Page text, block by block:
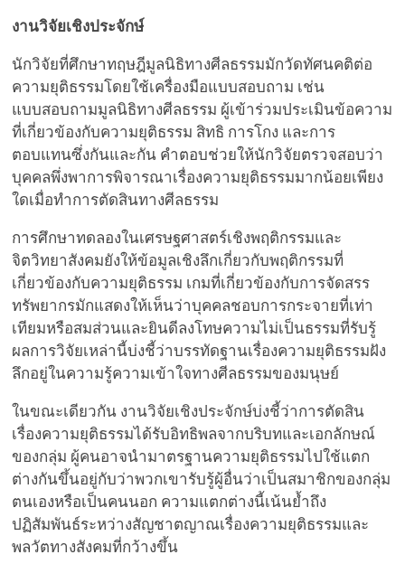
งานวิจัยเชิงประจักษ์
นักวิจัยที่ศึกษาทฤษฎีมูลนิธิทางศีลธรรมมักวัดทัศนคติต่อ
ความยุติธรรมโดยใช้เครื่องมือแบบสอบถาม เช่น
แบบสอบถามมูลนิธิทางศีลธรรม ผู้เข้าร่วมประเมินข้อความ
ที่เกี่ยวข้องกับความยุติธรรม สิทธิ การโกง และการ
ตอบแทนซึ่งกันและกัน คำตอบช่วยให้นักวิจัยตรวจสอบว่า
บุคคลพึ่งพาการพิจารณาเรื่องความยุติธรรมมากน้อยเพียง
ใดเมื่อทำการตัดสินทางศีลธรรม
การศึกษาทดลองในเศรษฐศาสตร์เชิงพฤติกรรมและ
จิตวิทยาสังคมยังให้ข้อมูลเชิงลึกเกี่ยวกับพฤติกรรมที่
เกี่ยวข้องกับความยุติธรรม เกมที่เกี่ยวข้องกับการจัดสรร
ทรัพยากรมักแสดงให้เห็นว่าบุคคลชอบการกระจายที่เท่า
เทียมหรือสมส่วนและยินดีลงโทษความไม่เป็นธรรมที่รับรู้
ผลการวิจัยเหล่านี้บ่งชี้ว่าบรรทัดฐานเรื่องความยุติธรรมฝัง
ลึกอยู่ในความรู้ความเข้าใจทางศีลธรรมของมนุษย์
ในขณะเดียวกัน งานวิจัยเชิงประจักษ์บ่งชี้ว่าการตัดสิน
เรื่องความยุติธรรมได้รับอิทธิพลจากบริบทและเอกลักษณ์
ของกลุ่ม ผู้คนอาจนำมาตรฐานความยุติธรรมไปใช้แตก
ต่างกันขึ้นอยู่กับว่าพวกเขารับรู้ผู้อื่นว่าเป็นสมาชิกของกลุ่ม
ตนเองหรือเป็นคนนอก ความแตกต่างนี้เน้นย้ำถึง
ปฏิสัมพันธ์ระหว่างสัญชาตญาณเรื่องความยุติธรรมและ
พลวัตทางสังคมที่กว้างขึ้น